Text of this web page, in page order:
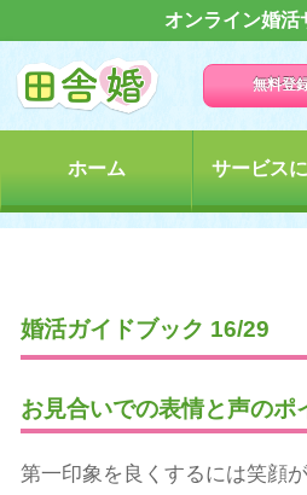
オンライン婚活
無料登
ホーム サービス
婚活ガイドブック 16/29
お見合いでの表情と声のポ
第一印象を良くするには笑顔